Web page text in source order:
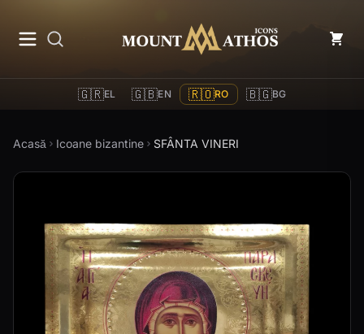
Mount Athos Icons
🇬🇷EL 🇬🇧EN 🇷🇴RO 🇧🇬BG
Acasă Icoane bizantine SFÂNTA VINERI